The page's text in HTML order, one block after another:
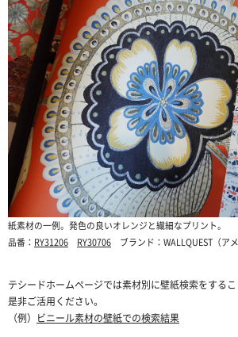
紙素材の一例。発色の良いオレンジと繊細なプリント。
品番： RY31206 RY30706 ブランド：WALLQUEST（アメ
テシードホームページでは素材別に壁紙検索をするこ
是非ご活用ください。
（例） ビニール素材の壁紙での検索結果